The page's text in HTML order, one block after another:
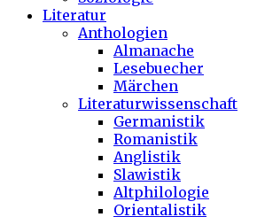
Literatur
Anthologien
Almanache
Lesebuecher
Märchen
Literaturwissenschaft
Germanistik
Romanistik
Anglistik
Slawistik
Altphilologie
Orientalistik